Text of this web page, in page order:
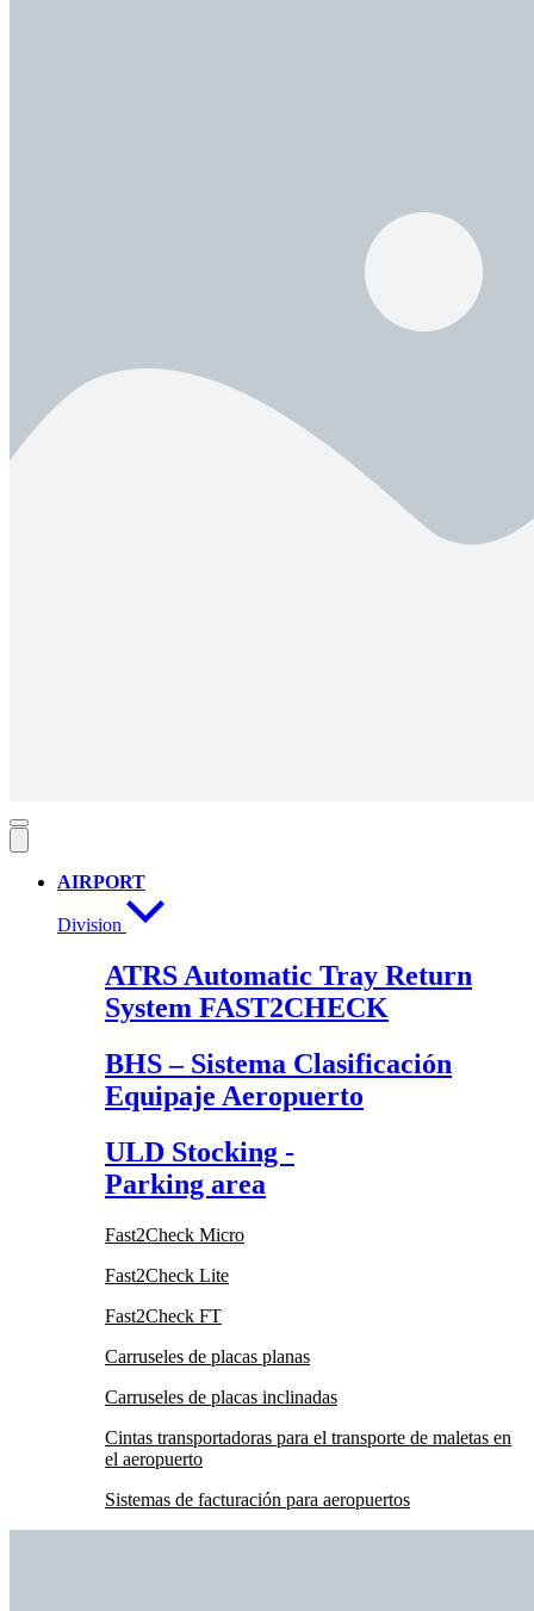
AIRPORT
Division
ATRS Automatic Tray Return
System FAST2CHECK
BHS – Sistema Clasificación
Equipaje Aeropuerto
ULD Stocking -
Parking area
Fast2Check Micro
Fast2Check Lite
Fast2Check FT
Carruseles de placas planas
Carruseles de placas inclinadas
Cintas transportadoras para el transporte de maletas en
el aeropuerto
Sistemas de facturación para aeropuertos